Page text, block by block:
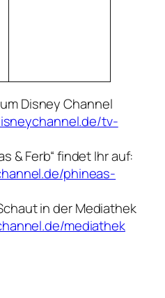
Disney Channel
tv-
& Ferb“ findet Ihr auf:
phineas-
in der Mediathek
mediathek